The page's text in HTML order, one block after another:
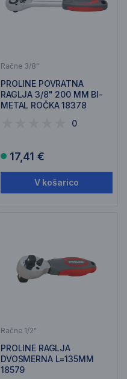
Račne 3/8"
PROLINE POVRATNA
RAGLJA 3/8" 200 MM BI-
METAL ROČKA 18378
0
17,41 €
V košarico
Račne 1/2"
PROLINE RAGLJA
DVOSMERNA L=135MM
18579